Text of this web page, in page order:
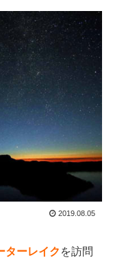
2019.08.05
ターレイク を訪問